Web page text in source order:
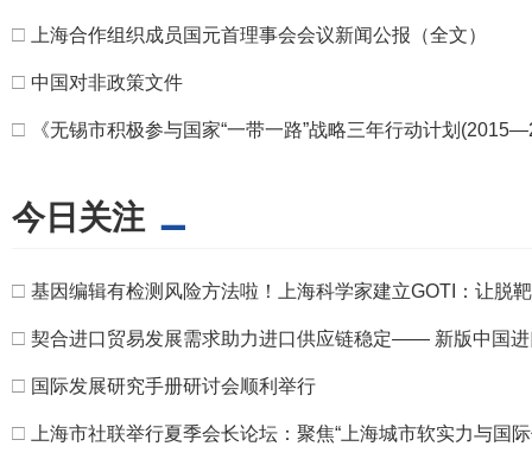
□ 上海合作组织成员国元首理事会会议新闻公报（全文）
□ 中国对非政策文件
□ 《无锡市积极参与国家“一带一路”战略三年行动计划
今日关注
□ 基因编辑有检测风险方法啦！上海科学家建立GOTI：让脱
□ 契合进口贸易发展需求助力进口供应链稳定—— 新版中国
□ 国际发展研究手册研讨会顺利举行
□ 上海市社联举行夏季会长论坛：聚焦“上海城市软实力与国